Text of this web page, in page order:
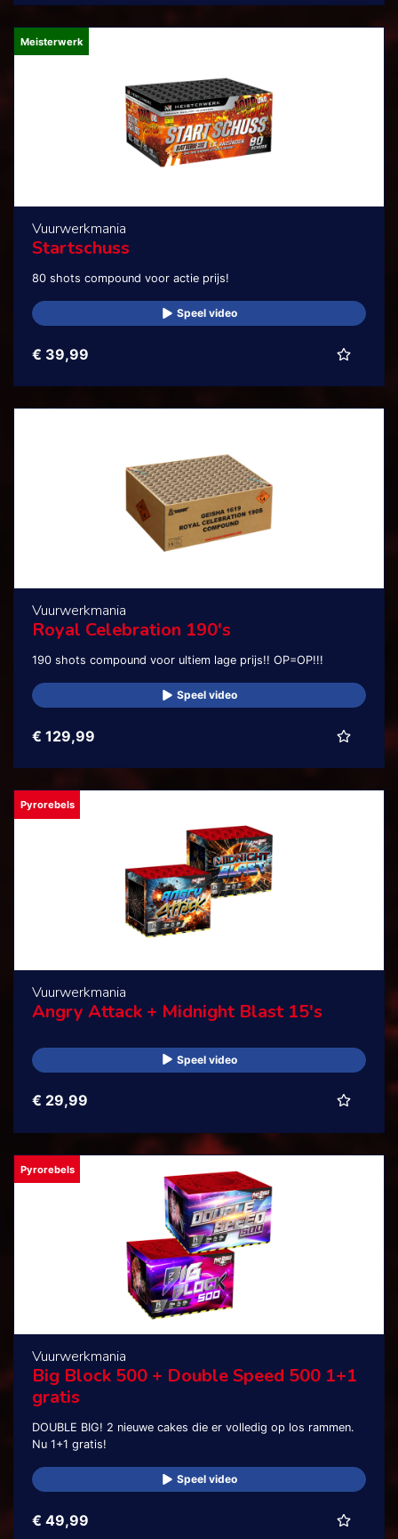
Meisterwerk
Vuurwerkmania
Startschuss
80 shots compound voor actie prijs!
Speel video
€ 39,99
Vuurwerkmania
Royal Celebration 190's
190 shots compound voor ultiem lage prijs!! OP=OP!!!
Speel video
€ 129,99
Pyrorebels
Vuurwerkmania
Angry Attack + Midnight Blast 15's
Speel video
€ 29,99
Pyrorebels
Vuurwerkmania
Big Block 500 + Double Speed 500 1+1
gratis
DOUBLE BIG! 2 nieuwe cakes die er volledig op los rammen.
Nu 1+1 gratis!
Speel video
€ 49,99